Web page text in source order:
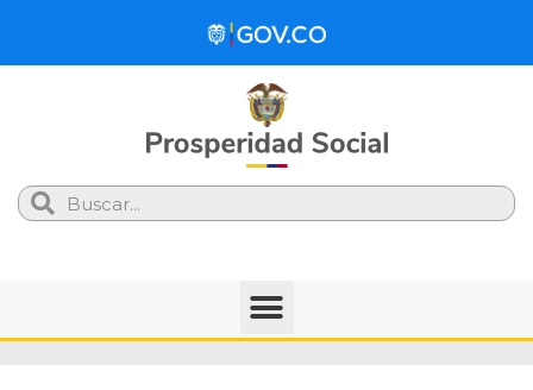
Search